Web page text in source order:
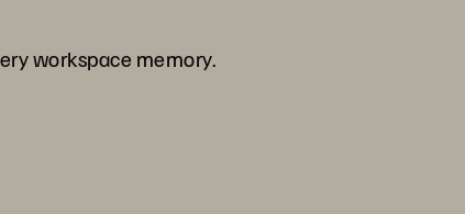
workspace memory.